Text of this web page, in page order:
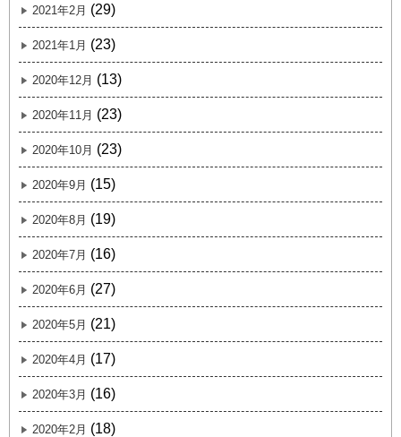
2021年2月 (29)
2021年1月 (23)
2020年12月 (13)
2020年11月 (23)
2020年10月 (23)
2020年9月 (15)
2020年8月 (19)
2020年7月 (16)
2020年6月 (27)
2020年5月 (21)
2020年4月 (17)
2020年3月 (16)
2020年2月 (18)